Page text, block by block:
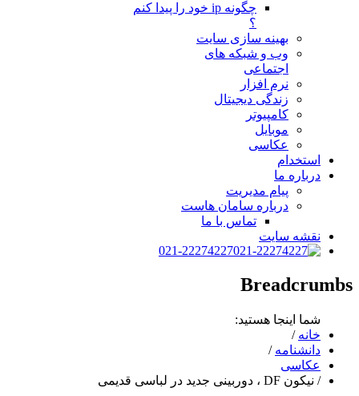
چگونه ip خود را پیدا کنم
؟
بهینه سازی سایت
وب و شبکه های
اجتماعی
نرم افزار
زندگی دیجیتال
کامپیوتر
موبایل
عکاسی
استخدام
درباره ما
پیام مدیریت
درباره سامان هاست
تماس با ما
نقشه سایت
021-22274227
Breadcrumbs
شما اینجا هستید:
خانه /
دانشنامه /
عکاسی
/ نیکون DF ، دوربینی جدید در لباسی قدیمی